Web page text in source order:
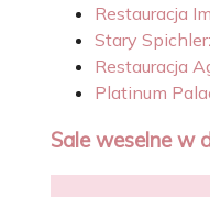
Restauracja
Stary
Restauracja
Platinum
Sale weselne w